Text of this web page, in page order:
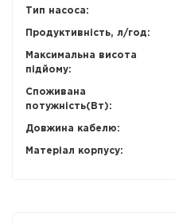
Тип насоса:
Продуктивність, л/год:
Максимальна висота
підйому:
Споживана
потужність(Вт):
Довжина кабелю:
Матеріал корпусу: